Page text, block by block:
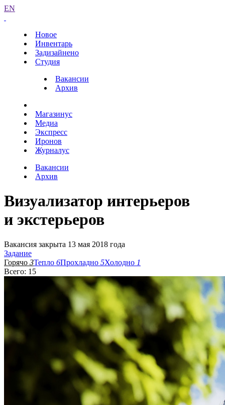
EN
Новое
Инвентарь
Задизайнено
Студия
Вакансии
Архив
Магазинус
Медиа
Экспресс
Иронов
Журналус
Вакансии
Архив
Визуализатор интерьеров
и экстерьеров
Вакансия закрыта 13 мая 2018 года
Задание
Горячо 3Тепло 6Прохладно 5Холодно 1
Всего: 15